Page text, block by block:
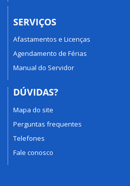
SERVIÇOS
Afastamentos e Licenças
Agendamento de Férias
Manual do Servidor
DÚVIDAS?
Mapa do site
Perguntas frequentes
Telefones
Fale conosco